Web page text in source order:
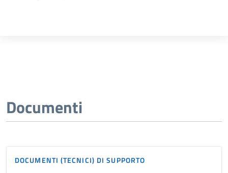
Documenti
DOCUMENTI (TECNICI) DI SUPPORTO